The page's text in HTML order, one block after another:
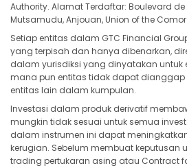
GBPCZK in points
GBPDKK in points
GBPHKD in points
GBPHUF in points
GBPJPY in points
Authority. Alamat Terdaftar: Boulevard
Mutsamudu, Anjouan, Union of the
Setiap entitas dalam GTC Financial
yang terpisah dan hanya dibenarkan,
dalam yurisdiksi yang dinyatakan untuk
mana pun entitas tidak dapat dianggap
entitas lain dalam kumpulan.
Investasi dalam produk derivatif
mungkin tidak sesuai untuk semua
dalam instrumen ini dapat
kerugian. Sebelum membuat keputusan
trading pertukaran asing atau Contract